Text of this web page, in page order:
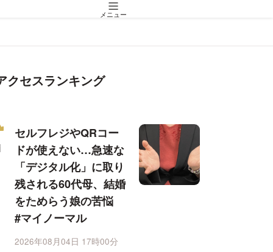
メニュー
クセスランキング
セルフレジやQRコー
ドが使えない…急速な
「デジタル化」に取り
残される60代母、結婚
をためらう娘の苦悩
#マイノーマル
2026年08月04日 17時00分